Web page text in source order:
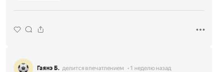
Гаянэ Б. делится впечатлением 1 неделю назад